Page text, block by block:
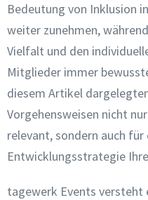
Bedeutung von Inklusion
weiter zunehmen,
Vielfalt und den
Mitglieder immer
diesem Artikel
Vorgehensweisen nicht
relevant, sondern auch
Entwicklungsstrategie
tagewerk Events versteht